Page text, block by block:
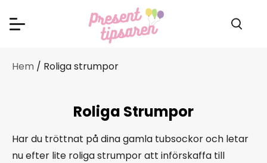
Hem / Roliga strumpor
Roliga Strumpor
Har du tröttnat på dina gamla tubsockor och letar
nu efter lite roliga strumpor att införskaffa till